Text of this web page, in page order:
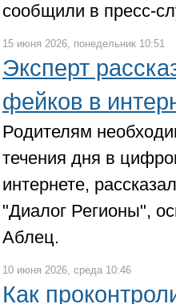
сообщили в пресс-
15 июня 2026, понедельник 10:51
Эксперт
фейков в
Родителям
течения дня в
интернете,
"Диалог Регионы",
Аблец.
10 июня 2026, среда 10:46
Как